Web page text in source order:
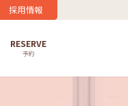
採用情報
RESERVE
予約